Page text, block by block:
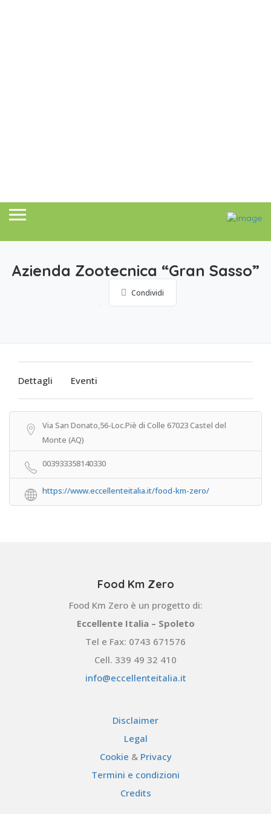
Azienda Zootecnica “Gran Sasso”
Condividi
Dettagli Eventi
Via San Donato,56-Loc.Piè di Colle 67023 Castel del
Monte (AQ)
003933358140330
https://www.eccellenteitalia.it/food-km-zero/
Food Km Zero
Food Km Zero è un progetto di:
Eccellente Italia – Spoleto
Tel e Fax: 0743 671576
Cell. 339 49 32 410
info@eccellenteitalia.it
Disclaimer
Legal
Cookie & Privacy
Termini e condizioni
Credits